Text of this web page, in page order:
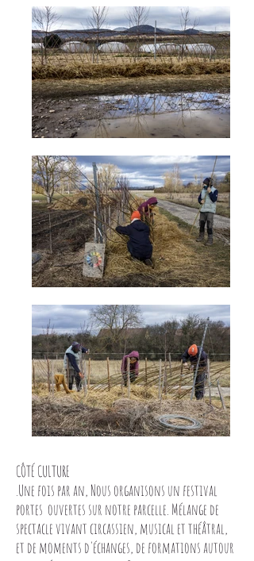
CÔTÉ CULTURE
.Une fois par an, Nous organisons un festival
portes ouvertes sur notre parcelle. Mélange de
spectacle vivant circassien, musical et théâtral,
et de moments d'échanges, de formations autour